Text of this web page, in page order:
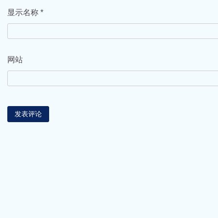
显示名称 *
网站